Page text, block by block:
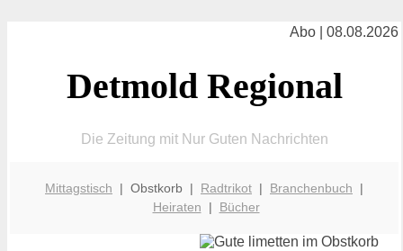
Abo | 08.08.2026
Detmold Regional
Die Zeitung mit Nur Guten Nachrichten
Mittagstisch | Obstkorb | Radtrikot | Branchenbuch |
Heiraten | Bücher